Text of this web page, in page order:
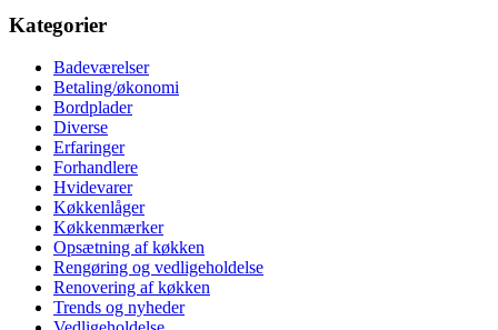
Kategorier
Badeværelser
Betaling/økonomi
Bordplader
Diverse
Erfaringer
Forhandlere
Hvidevarer
Køkkenlåger
Køkkenmærker
Opsætning af køkken
Rengøring og vedligeholdelse
Renovering af køkken
Trends og nyheder